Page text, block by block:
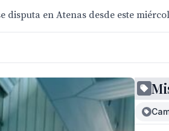
en Atenas desde este